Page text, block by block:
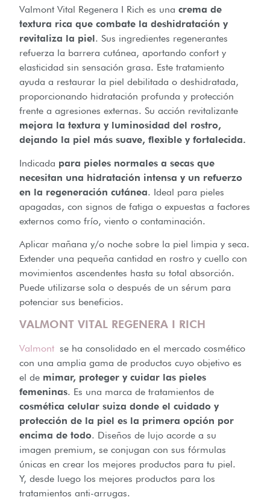
Valmont Vital Regenera I Rich es una crema de
textura rica que combate la deshidratación y
revitaliza la piel. Sus ingredientes regenerantes
refuerza la barrera cutánea, aportando confort y
elasticidad sin sensación grasa. Este tratamiento
ayuda a restaurar la piel debilitada o deshidratada,
proporcionando hidratación profunda y protección
frente a agresiones externas. Su acción revitalizante
mejora la textura y luminosidad del rostro,
dejando la piel más suave, flexible y fortalecida.
Indicada para pieles normales a secas que
necesitan una hidratación intensa y un refuerzo
en la regeneración cutánea. Ideal para pieles
apagadas, con signos de fatiga o expuestas a factores
externos como frío, viento o contaminación.
Aplicar mañana y/o noche sobre la piel limpia y seca.
Extender una pequeña cantidad en rostro y cuello con
movimientos ascendentes hasta su total absorción.
Puede utilizarse sola o después de un sérum para
potenciar sus beneficios.
VALMONT VITAL REGENERA I RICH
Valmont se ha consolidado en el mercado cosmético
con una amplia gama de productos cuyo objetivo es
el de mimar, proteger y cuidar las pieles
femeninas. Es una marca de tratamientos de
cosmética celular suiza donde el cuidado y
protección de la piel es la primera opción por
encima de todo. Diseños de lujo acorde a su
imagen premium, se conjugan con sus fórmulas
únicas en crear los mejores productos para tu piel.
Y, desde luego los mejores productos para los
tratamientos anti-arrugas.